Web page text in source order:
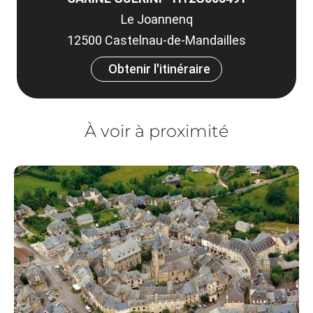
Le Joannenq
12500 Castelnau-de-Mandailles
Obtenir l'itinéraire
À voir à proximité